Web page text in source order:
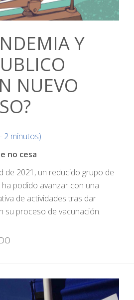
Y
NUEVO
2 minutos)
no cesa
de 2021, un reducido grupo de
podido avanzar con una
de actividades tras dar
su proceso de vacunación.